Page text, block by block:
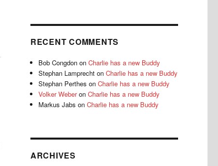
RECENT COMMENTS
Bob Congdon onCharlie has a new Buddy
Stephan Lamprecht onCharlie has a new Buddy
Stephan Perthes onCharlie has a new Buddy
Volker WeberonCharlie has a new Buddy
Markus Jabs onCharlie has a new Buddy
ARCHIVES